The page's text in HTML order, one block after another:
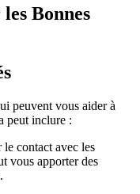
Bonnes
peuvent vous aider à
peut inclure :
contact avec les
vous apporter des